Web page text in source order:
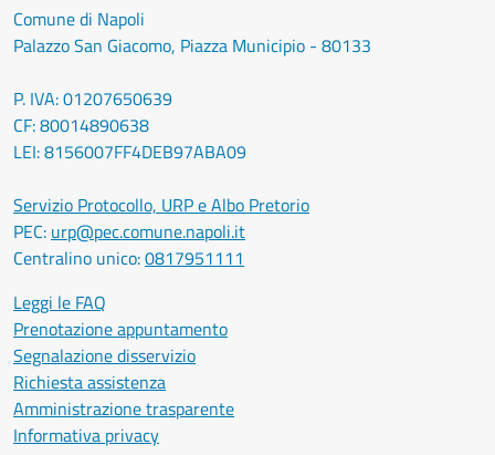
Comune di Napoli
Palazzo San Giacomo, Piazza Municipio - 80133
P. IVA: 01207650639
CF: 80014890638
LEI: 8156007FF4DEB97ABA09
Servizio Protocollo, URP e Albo Pretorio
PEC: urp@pec.comune.napoli.it
Centralino unico:0817951111
Leggi le FAQ
Prenotazione appuntamento
Segnalazione disservizio
Richiesta assistenza
Amministrazione trasparente
Informativa privacy